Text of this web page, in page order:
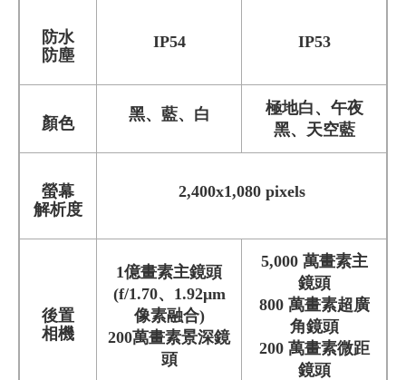
防水
防塵
IP54 IP53
顏色 黑、藍、白
極地白、午夜
黑、天空藍
螢幕
解析度
2,400x1,080 pixels
後置
相機
1億畫素主鏡頭
(f/1.70、1.92μm
像素融合)
200萬畫素景深鏡
頭
5,000 萬畫素主
鏡頭
800 萬畫素超廣
角鏡頭
200 萬畫素微距
鏡頭